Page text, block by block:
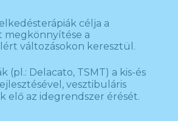
célja a
megkönnyítése a
változásokon keresztül.
(pl.: Delacato, TSMT) a kis-és
vesztibuláris
elő az idegrendszer érését.